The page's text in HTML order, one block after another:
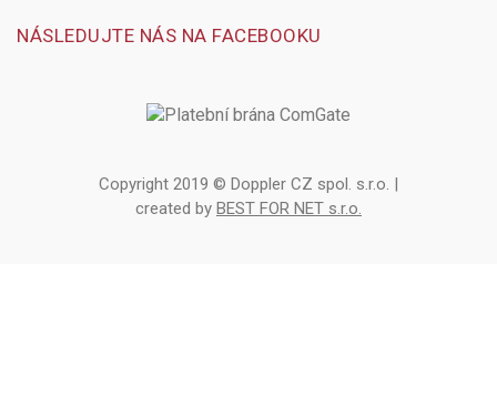
NÁSLEDUJTE NÁS NA FACEBOOKU
Copyright 2019 © Doppler CZ spol. s.r.o. |
created by BEST FOR NET s.r.o.